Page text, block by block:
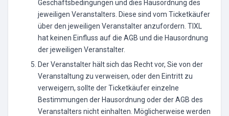
Geschäftsbedingungen und dies Hausordnung des
jeweiligen Veranstalters. Diese sind vom Ticketkäufer
über den jeweiligen Veranstalter anzufordern. TIXL
hat keinen Einfluss auf die AGB und die Hausordnung
der jeweiligen Veranstalter.
Der Veranstalter hält sich das Recht vor, Sie von der
Veranstaltung zu verweisen, oder den Eintritt zu
verweigern, sollte der Ticketkäufer einzelne
Bestimmungen der Hausordnung oder der AGB des
Veranstalters nicht einhalten. Möglicherweise werden